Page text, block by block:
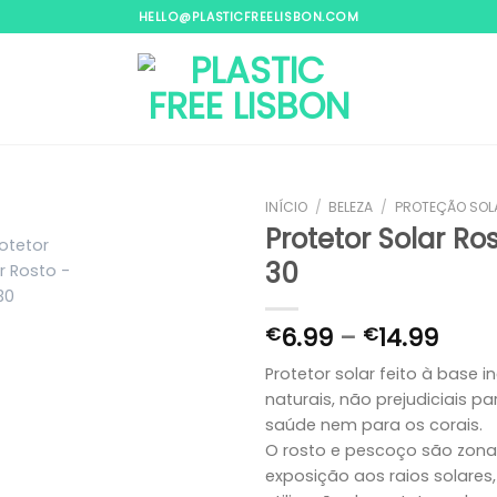
HELLO@PLASTICFREELISBON.COM
INÍCIO / BELEZA / PROTEÇÃO
Protetor Solar
30
€6.99 – €14.99Price
Protetor solar feito à base
naturais, não prejudiciais
saúde nem para os corais.
O rosto e pescoço são
exposição aos raios